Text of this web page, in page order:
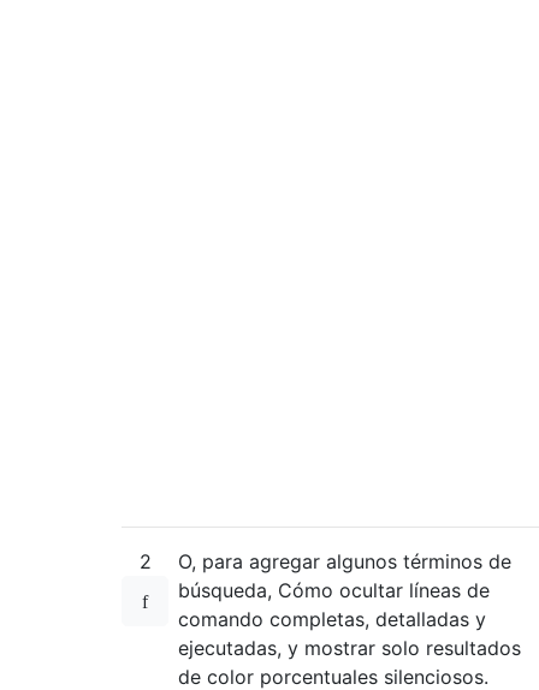
2
O, para agregar algunos términos de
búsqueda, Cómo ocultar líneas de
comando completas, detalladas y
ejecutadas, y mostrar solo resultados
de color porcentuales silenciosos.